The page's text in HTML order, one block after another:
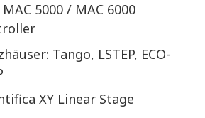
5000 / MAC 6000
Tango, LSTEP, ECO-
XY Linear Stage